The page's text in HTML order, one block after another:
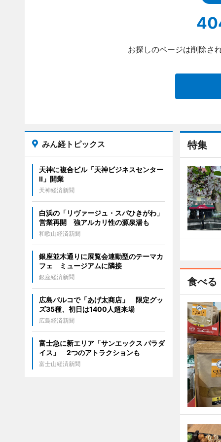
お探しのページは削除さ
特集
食べる
みん経トピックス
天神に複合ビル「天神ビジネスセンター
II」開業
天神経済新聞
白浜の「リヴァージュ・スパひきがわ」
営業再開 強アルカリ性の源泉湯も
和歌山経済新聞
銀座並木通りに展覧会連動型のテーマカ
フェ ミュージアムに隣接
銀座経済新聞
広島パルコで「あげ太商店」 限定グッ
ズ35種、初日は1400人超来場
広島経済新聞
富士急に新エリア「サンエックス パラダ
イス」 2つのアトラクションも
富士山経済新聞